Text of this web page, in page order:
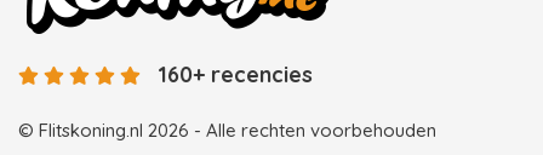
© Flitskoning.nl 2026 - Alle rechten voorbehouden
160+ recencies